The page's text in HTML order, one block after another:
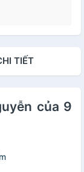
TIẾT
của 9